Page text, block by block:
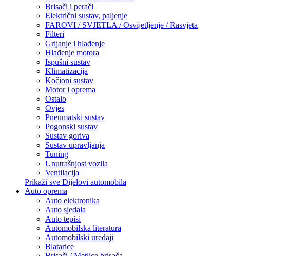
Brisači i perači
Električni sustav, paljenje
FAROVI / SVJETLA / Osvijetljenje / Rasvjeta
Filteri
Grijanje i hlađenje
Hlađenje motora
Ispušni sustav
Klimatizacija
Kočioni sustav
Motor i oprema
Ostalo
Ovjes
Pneumatski sustav
Pogonski sustav
Sustav goriva
Sustav upravljanja
Tuning
Unutrašnjost vozila
Ventilacija
Prikaži sve Dijelovi automobila
Auto oprema
Auto elektronika
Auto sjedala
Auto tepisi
Automobilska literatura
Automobilski uređaji
Blatarice